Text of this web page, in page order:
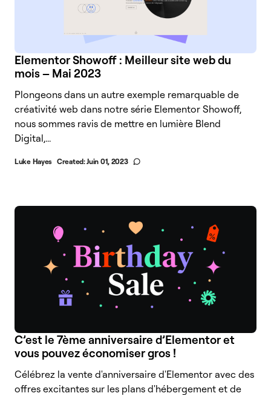
Elementor Showoff : Meilleur site web du
mois – Mai 2023
Plongeons dans un autre exemple remarquable de
créativité web dans notre série Elementor Showoff,
nous sommes ravis de mettre en lumière Blend
Digital,...
Luke Hayes Created:Juin 01, 2023
C’est le 7ème anniversaire d’Elementor et
vous pouvez économiser gros !
Célébrez la vente d'anniversaire d'Elementor avec des
offres excitantes sur les plans d'hébergement et de